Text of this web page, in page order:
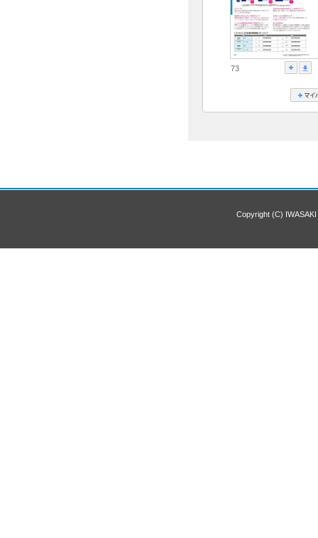
73
Copyright (C)